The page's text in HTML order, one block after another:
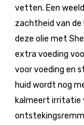
vetten. Een
zachtheid van de
deze olie met
extra voeding
voor voeding en
huid wordt nog
kalmeert irritatie